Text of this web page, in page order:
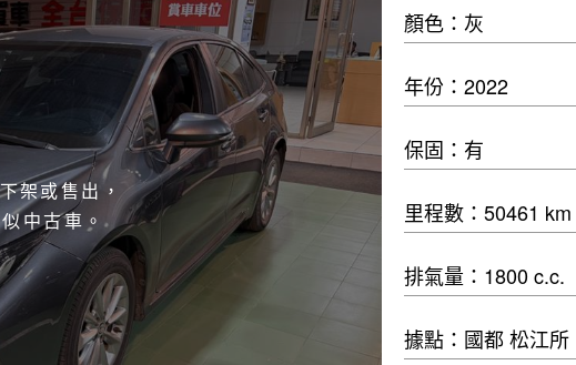
架或售出，
中古車。
顏色：灰
年份：2022
保固：有
里程數：50461 km
排氣量：1800 c.c.
據點：國都 松江所